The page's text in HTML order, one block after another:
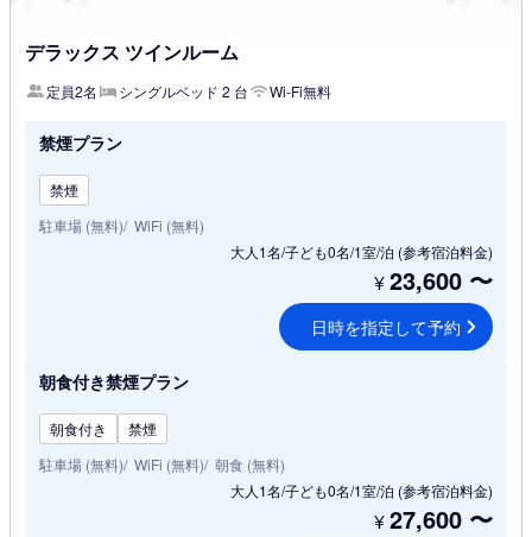
デラックス ツインルーム
定員2名 シングルベッド 2 台 Wi-Fi無料
禁煙プラン
禁煙
駐車場 (無料) WiFi (無料)
大人1名/子ども0名/1室/泊 (参考宿泊料金)
¥23,600 〜
日時を指定して予約
朝食付き禁煙プラン
朝食付き
禁煙
駐車場 (無料) WiFi (無料) 朝食 (無料)
大人1名/子ども0名/1室/泊 (参考宿泊料金)
¥27,600 〜